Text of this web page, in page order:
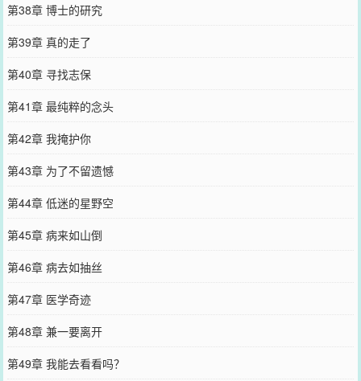
第38章 博士的研究
第39章 真的走了
第40章 寻找志保
第41章 最纯粹的念头
第42章 我掩护你
第43章 为了不留遗憾
第44章 低迷的星野空
第45章 病来如山倒
第46章 病去如抽丝
第47章 医学奇迹
第48章 兼一要离开
第49章 我能去看看吗？